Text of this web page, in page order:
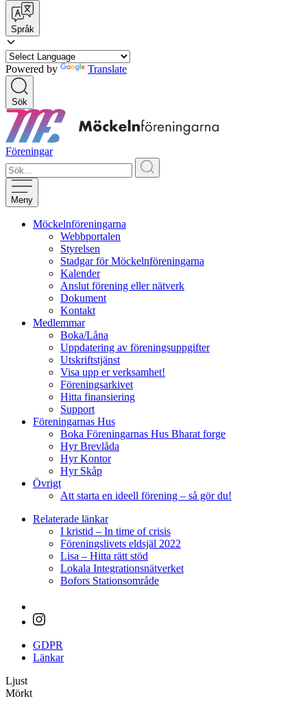
Språk
Powered by Translate
Sök
Föreningar
Meny
Möckelnföreningarna
Webbportalen
Styrelsen
Stadgar för Möckelnföreningarna
Kalender
Anslut förening eller nätverk
Dokument
Kontakt
Medlemmar
Boka/Låna
Uppdatering av föreningsuppgifter
Utskriftstjänst
Visa upp er verksamhet!
Föreningsarkivet
Hitta finansiering
Support
Föreningarnas Hus
Boka Föreningarnas Hus Bharat forge
Hyr Brevlåda
Hyr Kontor
Hyr Skåp
Övrigt
Att starta en ideell förening – så gör du!
Relaterade länkar
I kristid – In time of crisis
Föreningslivets eldsjäl 2022
Lisa – Hitta rätt stöd
Lokala Integrationsnätverket
Bofors Stationsområde
GDPR
Länkar
Ljust
Mörkt